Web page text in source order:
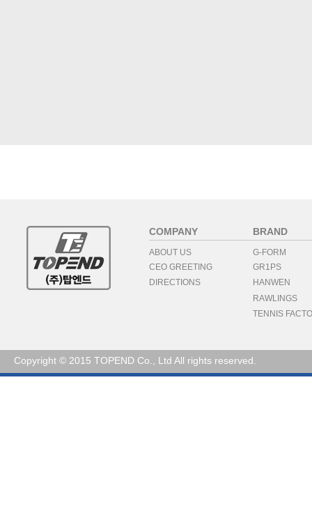
COMPANY BRAND
ABOUT US
G-FORM
CEO GREETING
GR1PS
DIRECTIONS
HANWEN
RAWLINGS
TENNIS
Copyright © 2015 TOPEND Co., Ltd All rights reserved.